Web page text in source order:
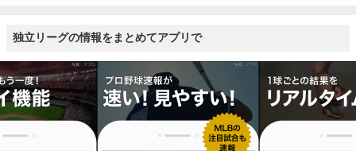
独立リーグの情報をまとめてアプリで